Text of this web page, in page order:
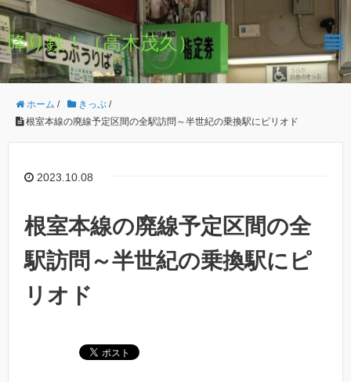
降り鉄！（高木茂久）
ホーム / きっぷ /
根室本線の廃線予定区間の全駅訪問～半世紀の乗換駅にピリオド
2023.10.08
根室本線の廃線予定区間の全
駅訪問～半世紀の乗換駅にピ
リオド